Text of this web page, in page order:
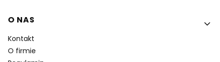
Linki w stopce
O NAS
Kontakt
O firmie